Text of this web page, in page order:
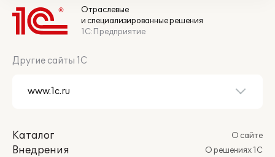
Отраслевые
и специализированные решения
1С:Предприятие
Другие сайты 1С
Каталог
Внедрения
О сайте
О решениях 1С